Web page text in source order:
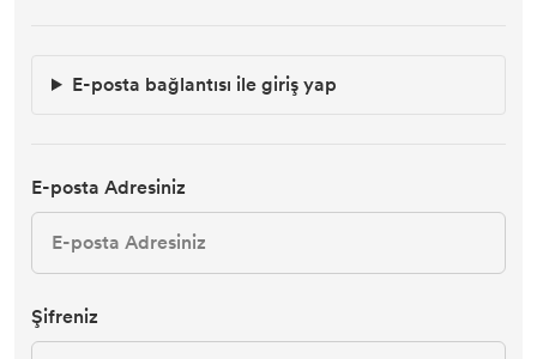
E-posta bağlantısı ile giriş yap
E-posta Adresiniz
Şifreniz